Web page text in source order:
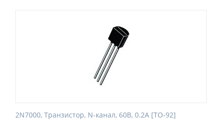
2N7000, Транзистор, N-канал, 60В, 0.2А [TO-92]